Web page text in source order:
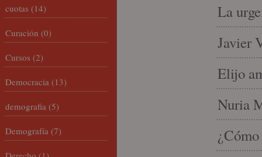
La
Javier
Elijo
Nuria
cuotas (14)
Curación (0)
Cursos (2)
Democracia (13)
demografia (5)
Demografía (7)